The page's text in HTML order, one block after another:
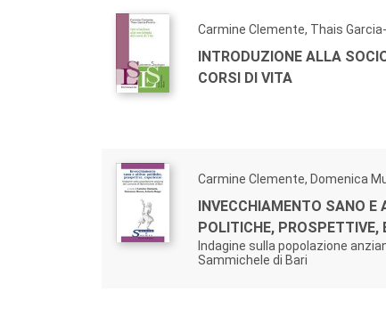
Carmine Clemente, Thais
INTRODUZIONE ALLA
CORSI DI VITA
Carmine Clemente, Domenica
INVECCHIAMENTO SANO E
POLITICHE, PROSPETTIVE,
Indagine sulla popolazione
Sammichele di Bari